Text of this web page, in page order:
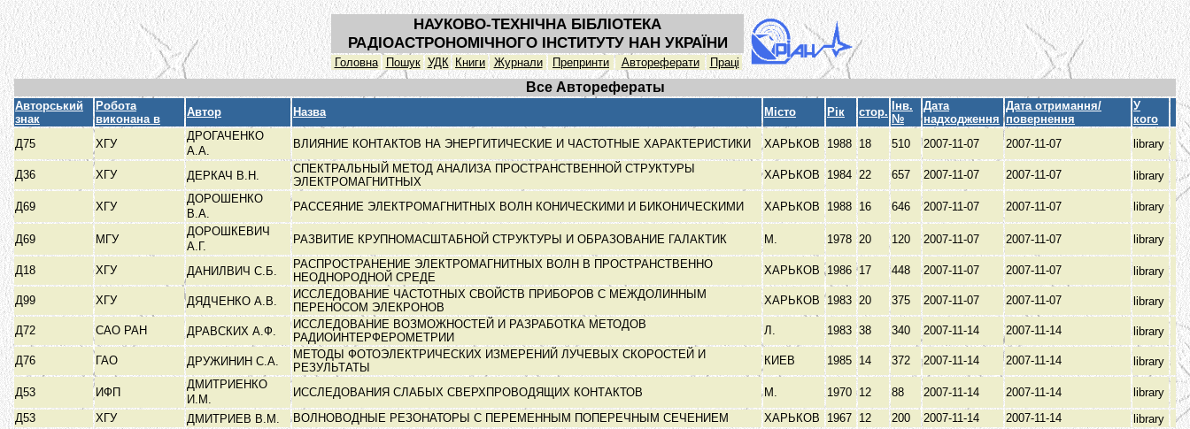
НАУКОВО-ТЕХНІЧНА БІБЛІОТЕКА
РАДІОАСТРОНОМІЧНОГО ІНСТИТУТУ НАН УКРАЇНИ
Головна Пошук УДК Книги Журнали Препринти Автореферати Праці
Все Авторефераты
Авторський
знак
Робота
виконана в
Автор Назва Місто Рік стор.
Інв.
№
Дата
надходження
Дата отримання/
повернення
У
кого
Д75
ХГУ
ДРОГАЧЕНКО
А.А.
ВЛИЯНИЕ КОНТАКТОВ НА ЭНЕРГИТИЧЕСКИЕ И ЧАСТОТНЫЕ ХАРАКТЕРИСТИКИ ХАРЬКОВ 1988 18 510 2007-11-07 2007-11-07 library
Д36 ХГУ ДЕРКАЧ В.Н.
СПЕКТРАЛЬНЫЙ МЕТОД АНАЛИЗА ПРОСТРАНСТВЕННОЙ СТРУКТУРЫ
ЭЛЕКТРОМАГНИТНЫХ
ХАРЬКОВ 1984 22 657 2007-11-07 2007-11-07 library
Д69 ХГУ
ДОРОШЕНКО
В.А.
РАССЕЯНИЕ ЭЛЕКТРОМАГНИТНЫХ ВОЛН КОНИЧЕСКИМИ И БИКОНИЧЕСКИМИ ХАРЬКОВ 1988 16 646 2007-11-07 2007-11-07 library
Д69 МГУ
ДОРОШКЕВИЧ
А.Г.
РАЗВИТИЕ КРУПНОМАСШТАБНОЙ СТРУКТУРЫ И ОБРАЗОВАНИЕ ГАЛАКТИК М. 1978 20 120 2007-11-07 2007-11-07 library
Д18 ХГУ ДАНИЛВИЧ С.Б.
РАСПРОСТРАНЕНИЕ ЭЛЕКТРОМАГНИТНЫХ ВОЛН В ПРОСТРАНСТВЕННО
НЕОДНОРОДНОЙ СРЕДЕ
ХАРЬКОВ 1986 17 448 2007-11-07 2007-11-07 library
Д99 ХГУ ДЯДЧЕНКО А.В.
ИССЛЕДОВАНИЕ ЧАСТОТНЫХ СВОЙСТВ ПРИБОРОВ С МЕЖДОЛИННЫМ
ПЕРЕНОСОМ ЭЛЕКРОНОВ
ХАРЬКОВ 1983 20 375 2007-11-07 2007-11-07 library
Д72 САО РАН ДРАВСКИХ А.Ф.
ИССЛЕДОВАНИЕ ВОЗМОЖНОСТЕЙ И РАЗРАБОТКА МЕТОДОВ
РАДИОИНТЕРФЕРОМЕТРИИ
Л. 1983 38 340 2007-11-14 2007-11-14 library
Д76 ГАО ДРУЖИНИН С.А.
МЕТОДЫ ФОТОЭЛЕКТРИЧЕСКИХ ИЗМЕРЕНИЙ ЛУЧЕВЫХ СКОРОСТЕЙ И
РЕЗУЛЬТАТЫ
КИЕВ 1985 14 372 2007-11-14 2007-11-14 library
Д53 ИФП
ДМИТРИЕНКО
И.М.
ИССЛЕДОВАНИЯ СЛАБЫХ СВЕРХПРОВОДЯЩИХ КОНТАКТОВ М. 1970 12 88 2007-11-14 2007-11-14
library
Д53
ХГУ ДМИТРИЕВ В.М. ВОЛНОВОДНЫЕ РЕЗОНАТОРЫ С ПЕРЕМЕННЫМ ПОПЕРЕЧНЫМ СЕЧЕНИЕМ ХАРЬКОВ 1967 12 200 2007-11-14 2007-11-14
library